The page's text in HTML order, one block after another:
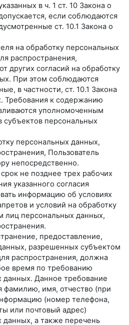
в ч. 1 ст. 10 Закона о
если соблюдаются
ст. 10.1 Закона о
на обработку персональных
распространения,
других согласий на обработку
При этом соблюдаются
в частности, ст. 10.1 Закона
Требования к содержанию
уполномоченным
субъектов персональных
персональных данных,
Пользователь
непосредственно.
не позднее трех рабочих
указанного согласия
информацию об условиях
и условий на обработку
лиц персональных данных,
предоставление,
разрешенных субъектом
распространения, должна
время по требованию
данных. Данное требование
фамилию, имя, отчество (при
(номер телефона,
или почтовый адрес)
данных, а также перечень